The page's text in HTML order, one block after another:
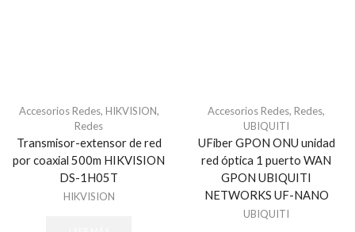
Accesorios Redes, HIKVISION,
Redes
Transmisor-extensor de red
por coaxial 500m HIKVISION
DS-1H05T
HIKVISION
Accesorios Redes, Redes,
UBIQUITI
UFiber GPON ONU unidad
red óptica 1 puerto WAN
GPON UBIQUITI
NETWORKS UF-NANO
UBIQUITI